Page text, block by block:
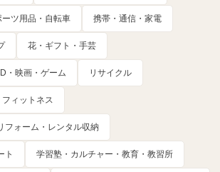
ーツ用品・自転車 携帯・通信・家電
花・ギフト・手芸
・映画・ゲーム リサイクル
ィットネス
フォーム・レンタル収納
ト 学習塾・カルチャー・教育・教習所